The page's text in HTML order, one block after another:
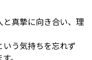
真摯に向き合い、理
う気持ちを忘れず
。